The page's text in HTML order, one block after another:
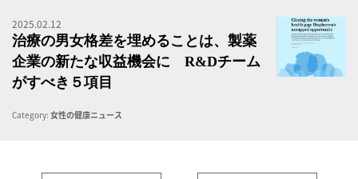
2025.02.12
治療の男女格差を埋めることは、製薬
企業の新たな収益機会に R&Dチーム
がすべき５項目
Category: 女性の健康ニュース